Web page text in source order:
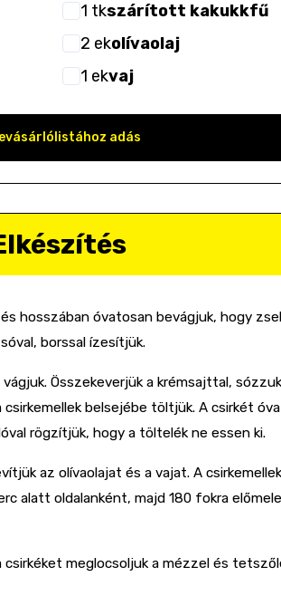
1 tkszárított kakukkfű
2 ekolívaolaj
1 ekvaj
adás
hosszában óvatosan bevágjuk, hogy
borssal ízesítjük.
Összekeverjük a krémsajttal,
belsejébe töltjük. A csirkét
rögzítjük, hogy a töltelék ne essen ki.
az olívaolajat és a vajat. A
alatt oldalanként, majd 180 fokra
csirkéket meglocsoljuk a mézzel és